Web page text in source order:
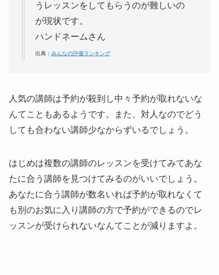
うレッスンをしてもらうのが難しいの
が現状です。
ハンドネームさん
出典： みんなの評価ランキング
人気の講師は予約が殺到し中々予約が取れないな
んてこともあるようです。また、対人なのでどう
しても合わない講師少なからずいるでしょう。
はじめは複数の講師のレッスンを受けてみてあな
たに合う講師を見つけてみるのがいいでしょう。
あなたに合う講師が数名いれば予約が取れなくて
も別のお気に入り講師の方で予約ができるのでレ
ッスンが受けられないなんてことが減りますよ。